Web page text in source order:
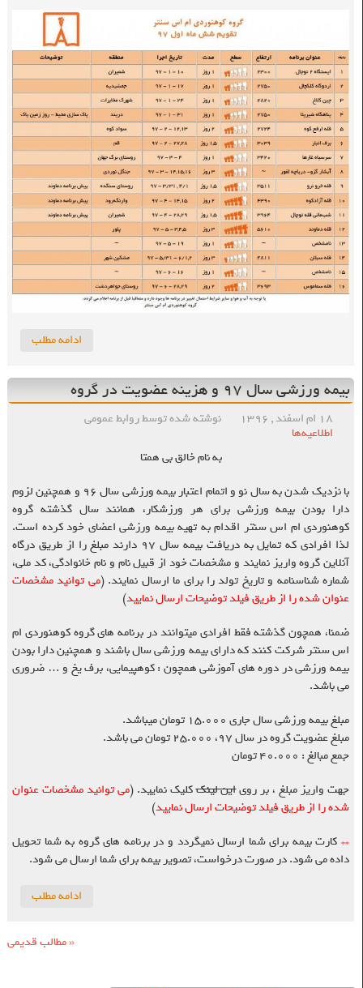
ادامه مطلب
بیمه ورزشی سال ۹۷ و هزینه عضویت در گروه
۱۸ ام اسفند , ۱۳۹۶ نوشته شده توسط روابط عمومی
اطلاعیه‌ها
به نام خالق بی همتا
با نزدیک شدن به سال نو و اتمام اعتبار بیمه ورزشی سال ۹۶ و همچنین لزوم
دارا بودن بیمه ورزشی برای هر ورزشکار، همانند سال گذشته گروه
کوهنوردی ام اس سنتر اقدام به تهیه بیمه ورزشی اعضای خود کرده است.
لذا افرادی که تمایل به دریافت بیمه سال ۹۷ دارند مبلغ را از طریق درگاه
آنلاین گروه واریز نمایند و مشخصات خود از قبیل نام و نام خانوادگی، کد ملی،
شماره شناسنامه و تاریخ تولد را برای ما ارسال نمایند. (می توانید مشخصات
عنوان شده را از طریق فیلد توضیحات ارسال نمایید)
ضمنا، همچون گذشته فقط افرادی میتوانند در برنامه های گروه کوهنوردی ام
اس سنتر شرکت کنند که دارای بیمه ورزشی سال باشند و همچنین دارا بودن
بیمه ورزشی در دوره های آموزشی همچون : کوهپیمایی، برف یخ و … ضروری
می باشد.
مبلغ بیمه ورزشی سال جاری ۱۵.۰۰۰ تومان میباشد.
مبلغ عضویت گروه در سال ۹۷، ۲۵.۰۰۰ تومان می باشد.
جمع مبالغ : ۴۰.۰۰۰ تومان
جهت واریز مبلغ ، بر رویاین لینککلیک نمایید. (می توانید مشخصات عنوان
شده را از طریق فیلد توضیحات ارسال نمایید)
**کارت بیمه برای شما ارسال نمیگردد و در برنامه های گروه به شما تحویل
داده می شود. در صورت درخواست، تصویر بیمه برای شما ارسال می شود.
ادامه مطلب
«مطالب قدیمی